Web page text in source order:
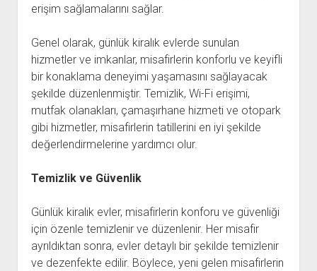
erişim sağlamalarını sağlar.
Genel olarak, günlük kiralık evlerde sunulan
hizmetler ve imkanlar, misafirlerin konforlu ve keyifli
bir konaklama deneyimi yaşamasını sağlayacak
şekilde düzenlenmiştir. Temizlik, Wi-Fi erişimi,
mutfak olanakları, çamaşırhane hizmeti ve otopark
gibi hizmetler, misafirlerin tatillerini en iyi şekilde
değerlendirmelerine yardımcı olur.
Temizlik ve Güvenlik
Günlük kiralık evler, misafirlerin konforu ve güvenliği
için özenle temizlenir ve düzenlenir. Her misafir
ayrıldıktan sonra, evler detaylı bir şekilde temizlenir
ve dezenfekte edilir. Böylece, yeni gelen misafirlerin